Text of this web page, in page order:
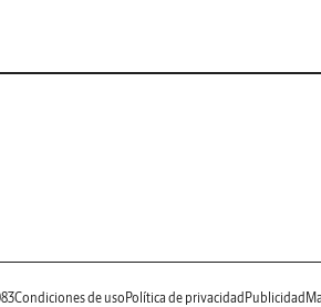
Condiciones de uso Política de privacidad Publicidad